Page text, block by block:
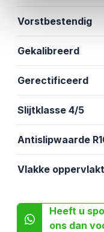
Vorstbestendig
Gekalibreerd
Gerectificeerd
Slijtklasse 4/5
Antislipwaarde
Vlakke
Heeft u
ons dan